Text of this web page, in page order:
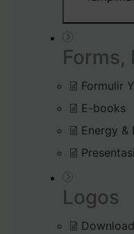
Forms,
Formulir
E-books
Energy &
Logos